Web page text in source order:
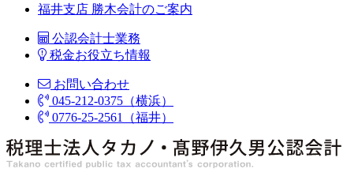
福井支店 勝木会計のご案内
公認会計士業務
税金お役立ち情報
お問い合わせ
045-212-0375（横浜）
0776-25-2561（福井）